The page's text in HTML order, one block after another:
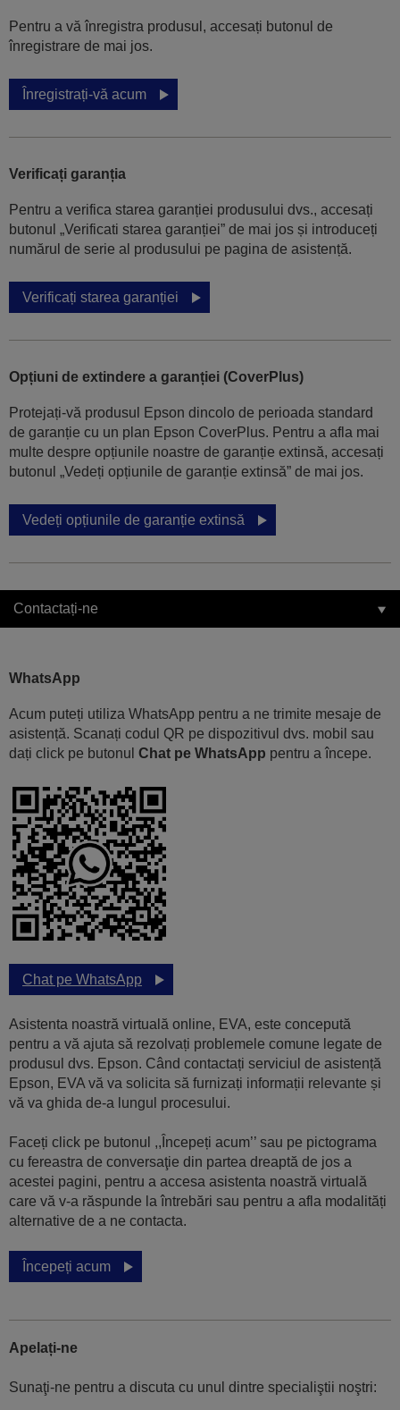
Pentru a vă înregistra produsul, accesați butonul de
înregistrare de mai jos.
Înregistrați-vă acum
Verificați garanția
Pentru a verifica starea garanției produsului dvs., accesați
butonul „Verificati starea garanției” de mai jos și introduceți
numărul de serie al produsului pe pagina de asistență.
Verificați starea garanției
Opțiuni de extindere a garanției (CoverPlus)
Protejați-vă produsul Epson dincolo de perioada standard
de garanție cu un plan Epson CoverPlus. Pentru a afla mai
multe despre opțiunile noastre de garanție extinsă, accesați
butonul „Vedeți opțiunile de garanție extinsă” de mai jos.
Vedeți opțiunile de garanție extinsă
Contactați-ne
WhatsApp
Acum puteți utiliza WhatsApp pentru a ne trimite mesaje de
asistență. Scanați codul QR pe dispozitivul dvs. mobil sau
dați click pe butonul Chat pe WhatsApp pentru a începe.
Chat pe WhatsApp
Asistenta noastră virtuală online, EVA, este concepută
pentru a vă ajuta să rezolvați problemele comune legate de
produsul dvs. Epson. Când contactați serviciul de asistență
Epson, EVA vă va solicita să furnizați informații relevante și
vă va ghida de-a lungul procesului.
Faceți click pe butonul ,,Începeți acum’’ sau pe pictograma
cu fereastra de conversaţie din partea dreaptă de jos a
acestei pagini, pentru a accesa asistenta noastră virtuală
care vă v-a răspunde la întrebări sau pentru a afla modalități
alternative de a ne contacta.
Începeți acum
Apelați-ne
Sunaţi-ne pentru a discuta cu unul dintre specialiştii noştri: